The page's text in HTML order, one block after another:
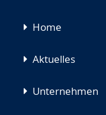
Navigation
Home
Aktuelles
Unternehmen